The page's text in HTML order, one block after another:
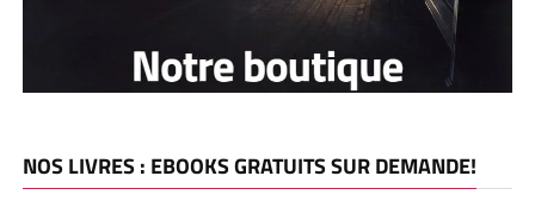
NOS LIVRES : EBOOKS GRATUITS SUR DEMANDE!